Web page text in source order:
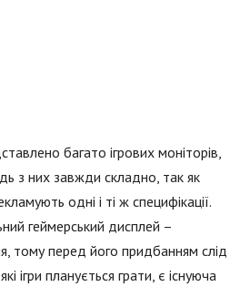
багато ігрових моніторів,
з них завжди складно, так як
одні і ті ж специфікації.
геймерський дисплей –
тому перед його придбанням слід
ігри планується грати, є існуюча